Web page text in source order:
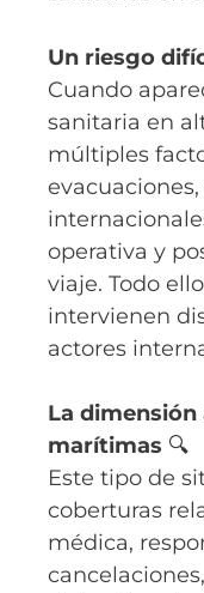
Un riesgo
Cuando
sanitaria en
múltiples
operativa y
viaje. Todo
intervienen
actores
La dimensión
marítimas 🔍
Este tipo de
coberturas
médica,